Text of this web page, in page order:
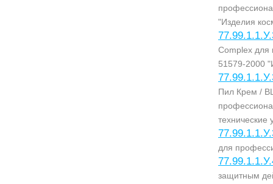
"Изделия
Complex
51579-2000
Пил Крем /
технические
для
защитным